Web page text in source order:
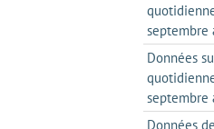
septembre
Données
septembre
Données